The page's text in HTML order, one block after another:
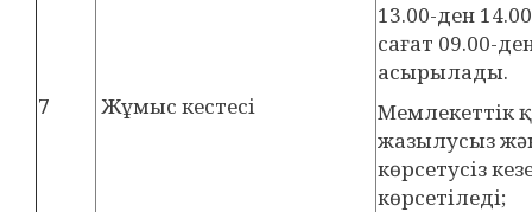
7 Жұмыс кестесі
13.00-ден
сағат 09.00-
асырылады.
Мемлекеттік
жазылусыз
көрсетусіз
көрсетіледі;